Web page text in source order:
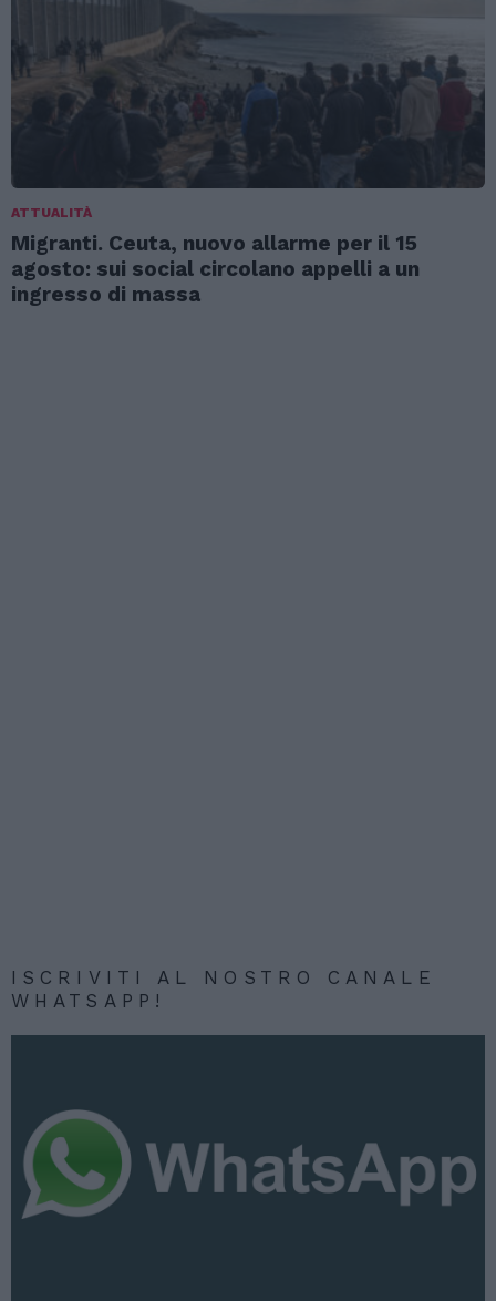
ATTUALITÀ
Migranti. Ceuta, nuovo allarme per il 15
agosto: sui social circolano appelli a un
ingresso di massa
ISCRIVITI AL NOSTRO CANALE
WHATSAPP!